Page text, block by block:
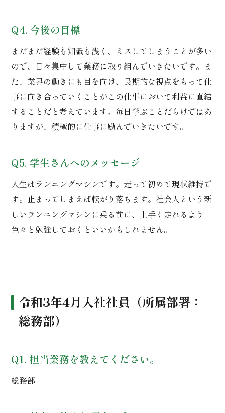
Q4. 今後の目標
まだまだ経験も知識も浅く、ミスしてしまうことが多い
ので、日々集中して業務に取り組んでいきたいです。ま
た、業界の動きにも目を向け、長期的な視点をもって仕
事に向き合っていくことがこの仕事において利益に直結
することだと考えています。毎日学ぶことだらけではあ
りますが、積極的に仕事に励んでいきたいです。
Q5. 学生さんへのメッセージ
人生はランニングマシンです。走って初めて現状維持で
す。止まってしまえば転がり落ちます。社会人という新
しいランニングマシンに乗る前に、上手く走れるよう
色々と勉強しておくといいかもしれません。
令和3年4月入社社員（所属部署：
総務部）
Q1. 担当業務を教えてください。
総務部